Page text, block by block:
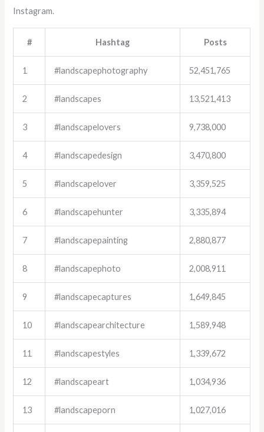
Instagram.
# Hashtag Posts
1 #landscapephotography 52,451,765
2 #landscapes 13,521,413
3 #landscapelovers 9,738,000
4 #landscapedesign 3,470,800
5 #landscapelover 3,359,525
6 #landscapehunter 3,335,894
7 #landscapepainting 2,880,877
8 #landscapephoto 2,008,911
9 #landscapecaptures 1,649,845
10 #landscapearchitecture 1,589,948
11 #landscapestyles 1,339,672
12 #landscapeart 1,034,936
13 #landscapeporn 1,027,016